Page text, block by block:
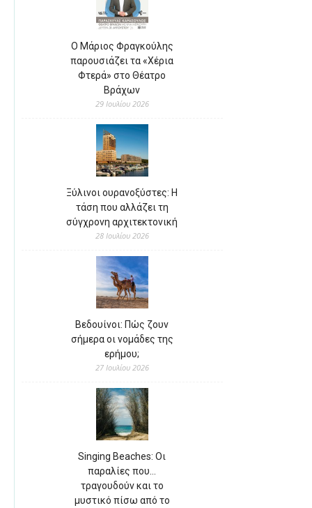
Ο Μάριος Φραγκούλης
παρουσιάζει τα «Χέρια
Φτερά» στο Θέατρο
Βράχων
29 Ιουλίου 2026
Ξύλινοι ουρανοξύστες: Η
τάση που αλλάζει τη
σύγχρονη αρχιτεκτονική
28 Ιουλίου 2026
Βεδουίνοι: Πώς ζουν
σήμερα οι νομάδες της
ερήμου;
27 Ιουλίου 2026
Singing Beaches: Οι
παραλίες που…
τραγουδούν και το
μυστικό πίσω από το